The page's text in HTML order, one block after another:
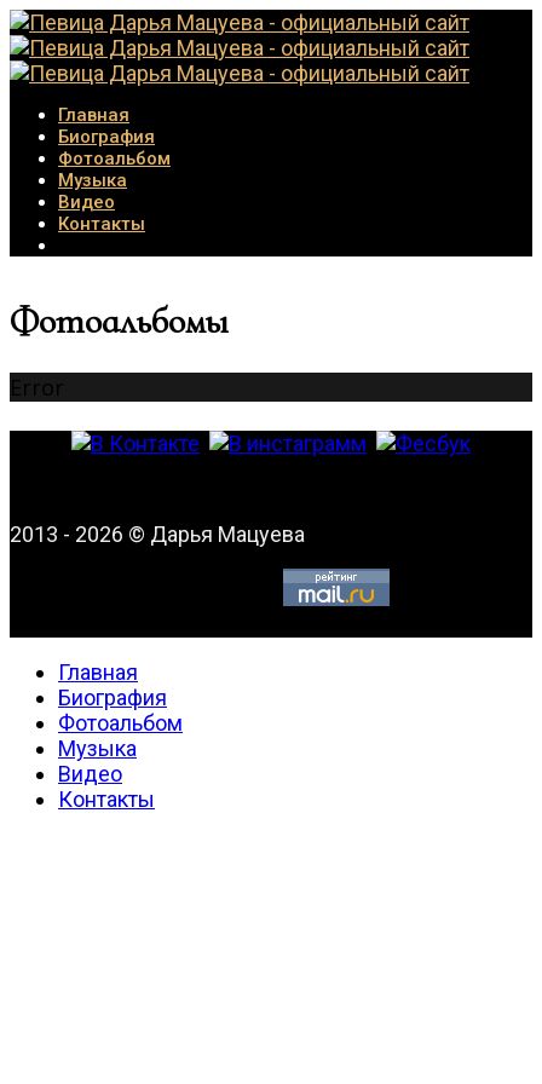
Главная
Биография
Фотоальбом
Музыка
Видео
Контакты
Фотоальбомы
Error
2013 - 2026 © Дарья Мацуева
Главная
Биография
Фотоальбом
Музыка
Видео
Контакты